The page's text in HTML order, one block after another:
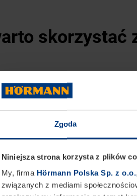
Zgoda
Niniejsza strona korzysta z plików
My, firma Hörmann Polska Sp. z o.o.
związanych z mediami
skorzystać
Oszczędzasz 1500 zł lub
drzwi wejściowych.
Zyskujeszspójny design
Możesz wziąć udział w
ceny zakupionych drzwi